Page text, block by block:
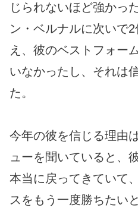
じられないほど強かっ
ン・ベルナルに次いで
え、彼のベストフォー
いなかったし、それは
た。
今年の彼を信じる理由
ューを聞いていると、
本当に戻ってきていて
スをもう一度勝ちたい